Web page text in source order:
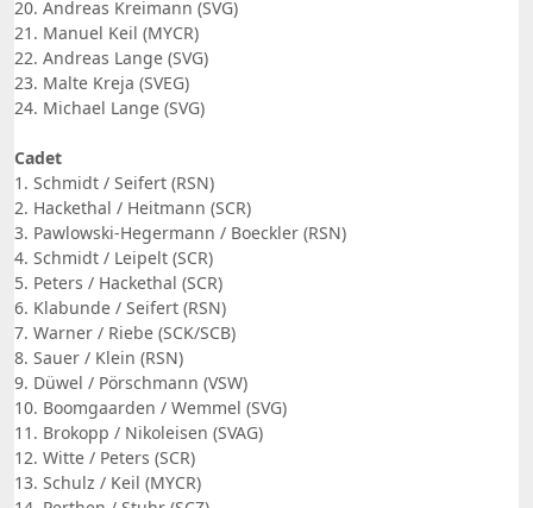
20. Andreas Kreimann (SVG)
21. Manuel Keil (MYCR)
22. Andreas Lange (SVG)
23. Malte Kreja (SVEG)
24. Michael Lange (SVG)
Cadet
1. Schmidt / Seifert (RSN)
2. Hackethal / Heitmann (SCR)
3. Pawlowski-Hegermann / Boeckler (RSN)
4. Schmidt / Leipelt (SCR)
5. Peters / Hackethal (SCR)
6. Klabunde / Seifert (RSN)
7. Warner / Riebe (SCK/SCB)
8. Sauer / Klein (RSN)
9. Düwel / Pörschmann (VSW)
10. Boomgaarden / Wemmel (SVG)
11. Brokopp / Nikoleisen (SVAG)
12. Witte / Peters (SCR)
13. Schulz / Keil (MYCR)